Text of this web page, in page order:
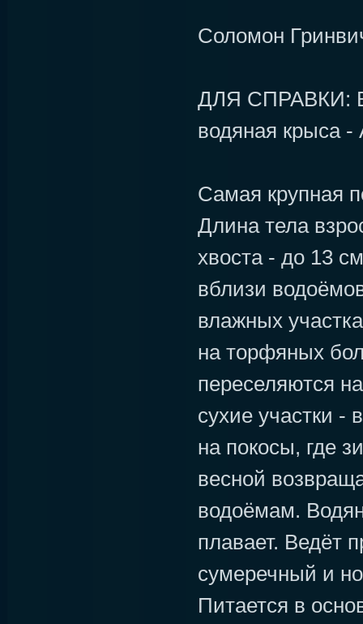
Соломон
ДЛЯ СПРАВКИ:
водяная крыса -
Самая крупная
Длина тела
хвоста - до 13
вблизи
влажных
на торфяных
переселяются
сухие участки -
на покосы, где
весной
водоёмам.
плавает. Ведёт
сумеречный и
Питается в